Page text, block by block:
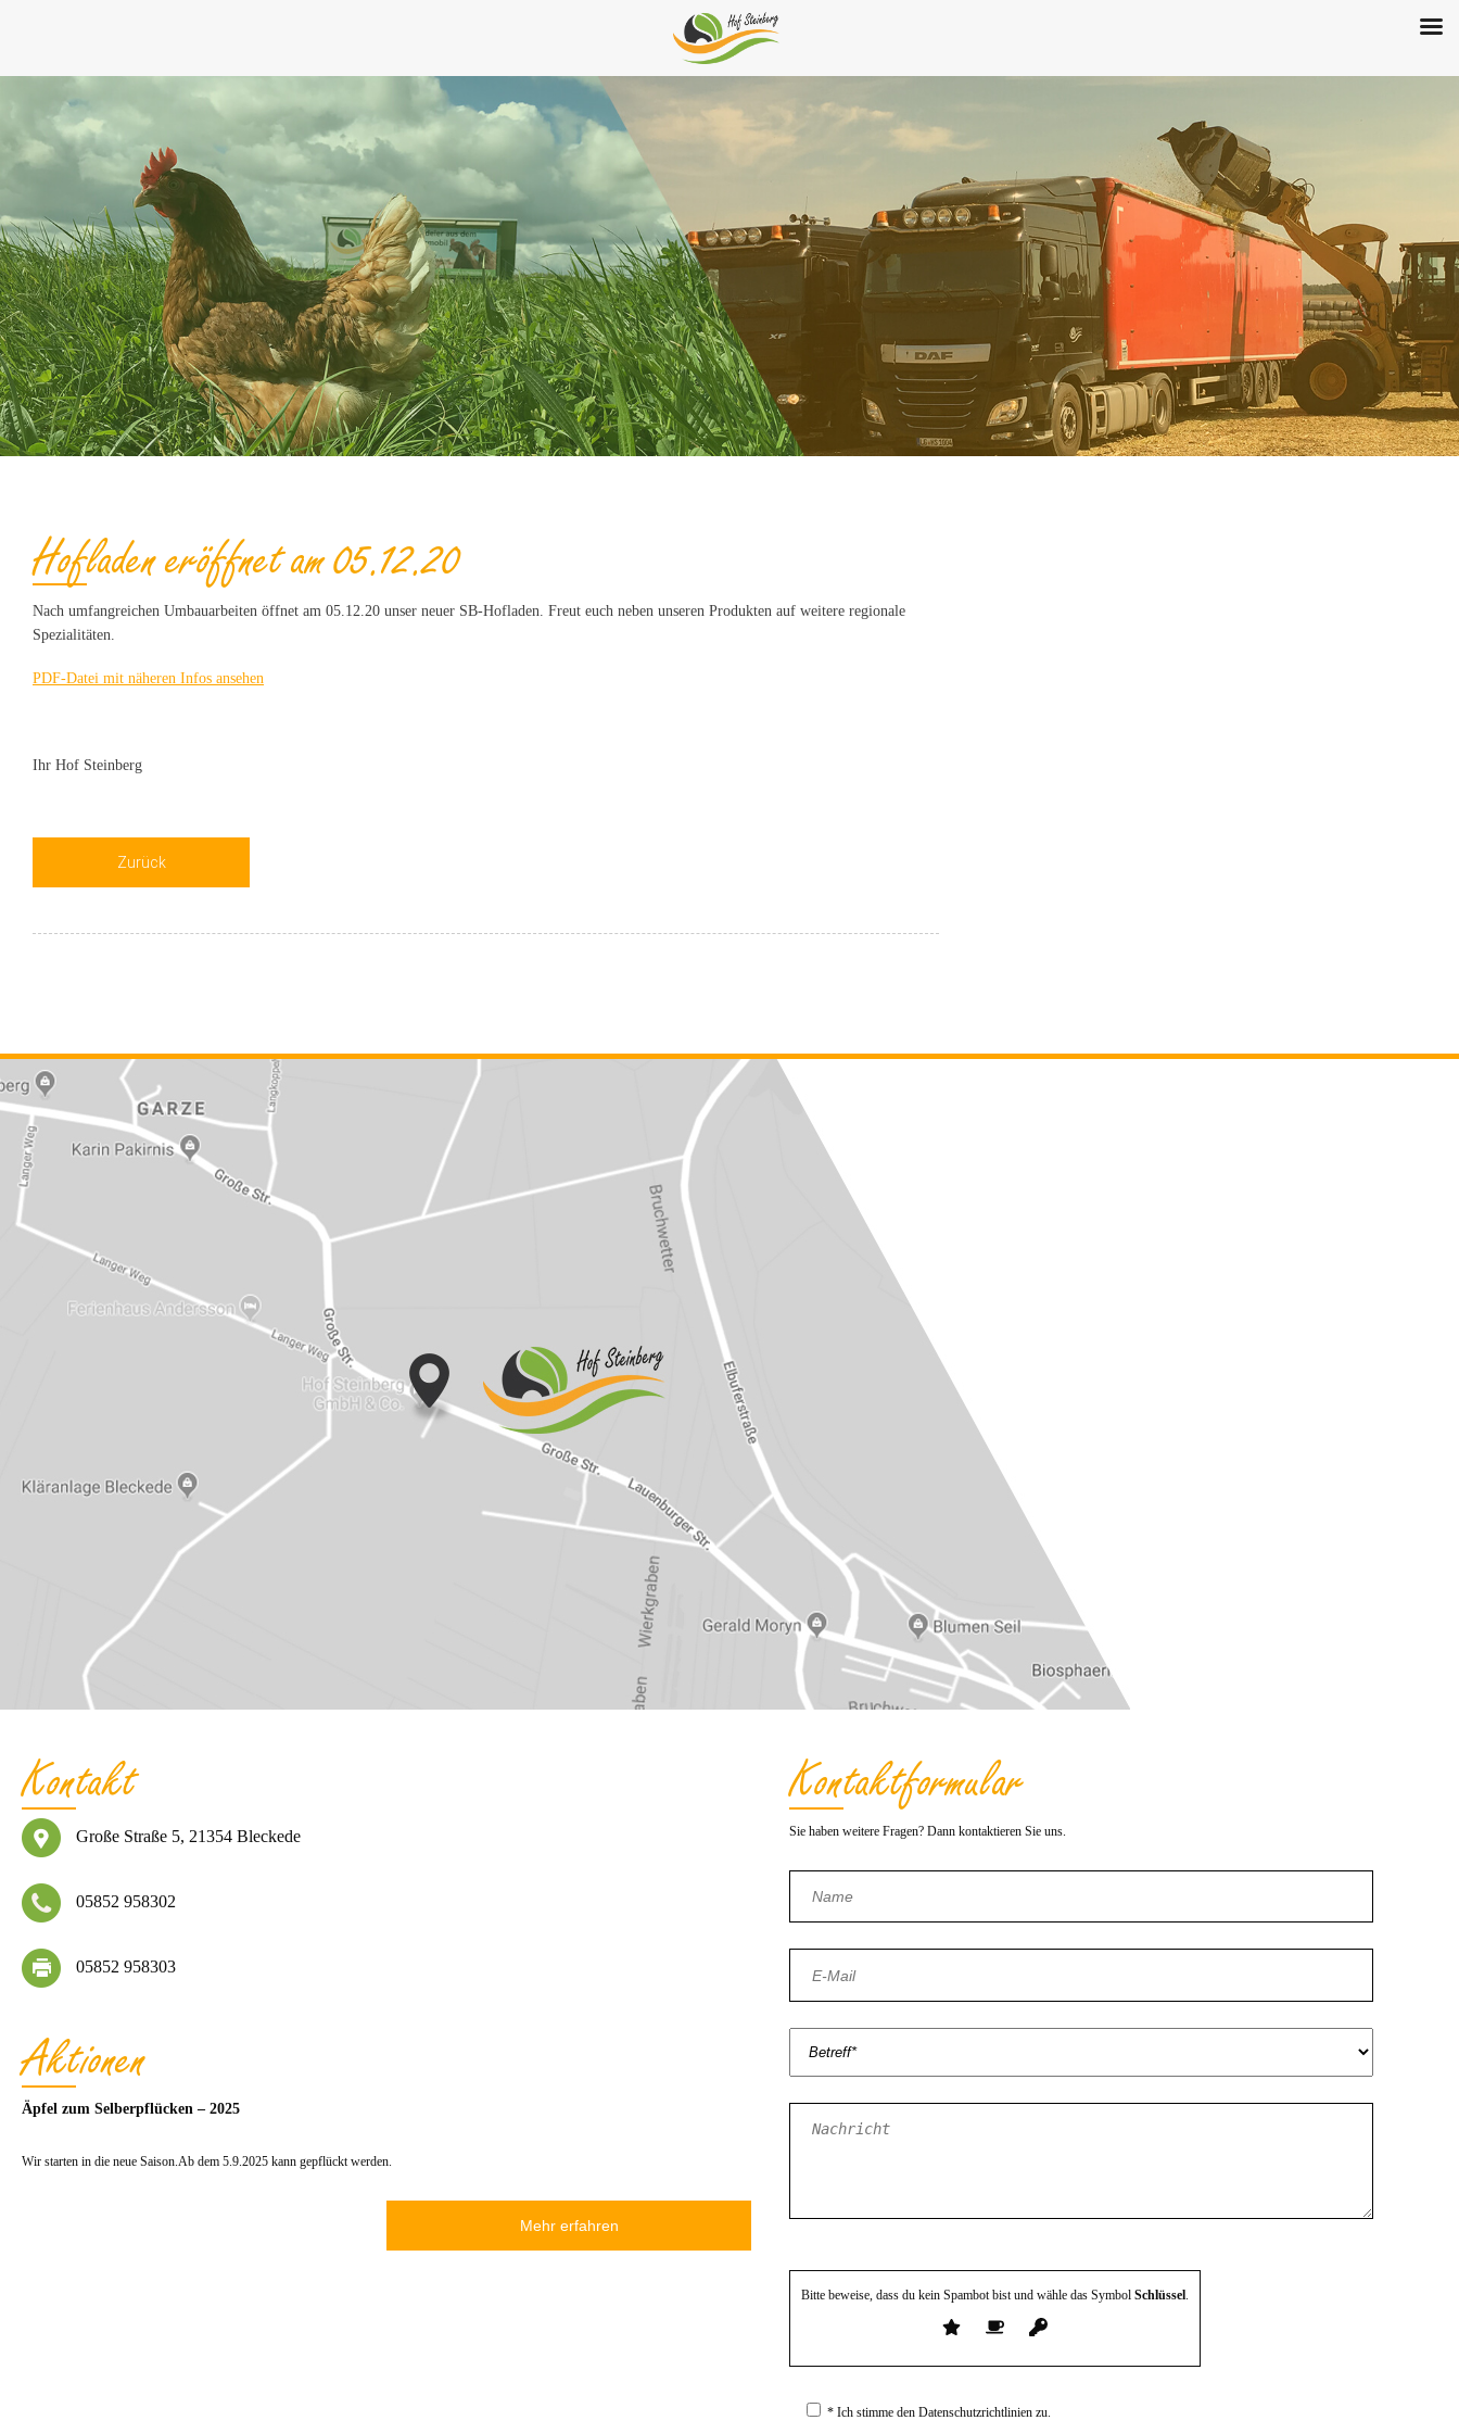
Hofladen eröffnet am 05.12.20
Nach umfangreichen Umbauarbeiten öffnet am 05.12.20 unser neuer SB-Hofladen. Freut euch neben unseren Produkten auf weitere regionale
Spezialitäten.
PDF-Datei mit näheren Infos ansehen
Ihr Hof Steinberg
Zurück
Kontakt
Große Straße 5, 21354 Bleckede
05852 958302
05852 958303
Aktionen
Äpfel zum Selberpflücken – 2025
Wir starten in die neue Saison.Ab dem 5.9.2025 kann gepflückt werden.
Mehr erfahren
Kontakt­formular
Sie haben weitere Fragen? Dann kontaktieren Sie uns.
Bitte beweise, dass du kein Spambot bist und wähle das Symbol Schlüssel
* Ich stimme den Datenschutzrichtlinien zu.